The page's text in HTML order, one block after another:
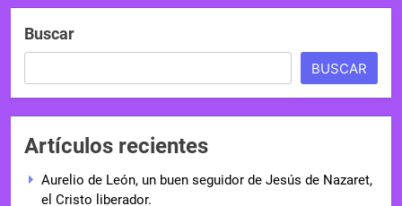
Buscar
BUSCAR
Artículos recientes
Aurelio de León, un buen seguidor de Jesús de Nazaret,
el Cristo liberador.